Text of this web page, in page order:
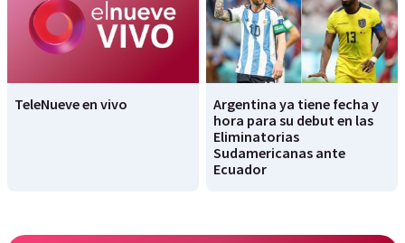
TeleNueve en vivo
Argentina ya tiene fecha y
hora para su debut en las
Eliminatorias
Sudamericanas ante
Ecuador